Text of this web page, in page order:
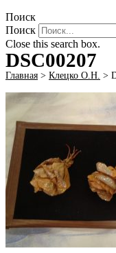
Поиск
Поиск
Close this search box.
DSC00207
Главная > Клецко О.Н. >